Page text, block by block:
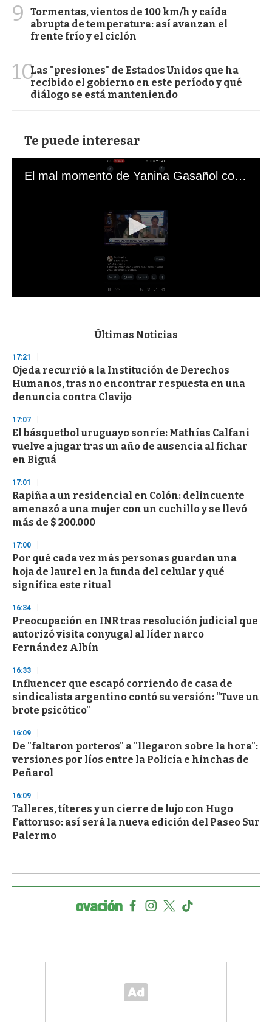
9
Tormentas, vientos de 100 km/h y caída
abrupta de temperatura: así avanzan el
frente frío y el ciclón
10Las "presiones" de Estados Unidos que ha
recibido el gobierno en este período y qué
diálogo se está manteniendo
Te puede interesar
El mal momento de Yanina Gasañol con un hincha argentino en "Subrayado"
s
d
s
o
f
3
s
e
c
o
n
Últimas Noticias
17:21
Ojeda recurrió a la Institución de Derechos
Humanos, tras no encontrar respuesta en una
denuncia contra Clavijo
17:07
El básquetbol uruguayo sonríe: Mathías Calfani
vuelve a jugar tras un año de ausencia al fichar
en Biguá
17:01
Rapiña a un residencial en Colón: delincuente
amenazó a una mujer con un cuchillo y se llevó
más de $ 200.000
17:00
Por qué cada vez más personas guardan una
hoja de laurel en la funda del celular y qué
significa este ritual
16:34
Preocupación en INR tras resolución judicial que
autorizó visita conyugal al líder narco
Fernández Albín
16:33
Influencer que escapó corriendo de casa de
sindicalista argentino contó su versión: "Tuve un
brote psicótico"
16:09
De "faltaron porteros" a "llegaron sobre la hora":
versiones por líos entre la Policía e hinchas de
Peñarol
16:09
Talleres, títeres y un cierre de lujo con Hugo
Fattoruso: así será la nueva edición del Paseo Sur
Palermo